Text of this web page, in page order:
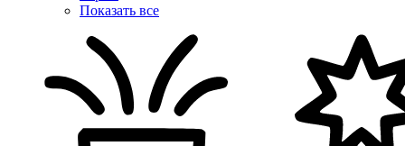
Показать все